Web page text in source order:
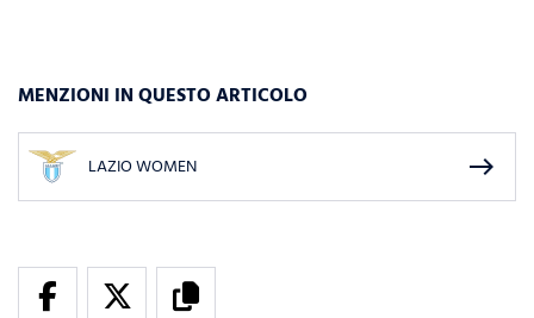
MENZIONI IN QUESTO ARTICOLO
LAZIO WOMEN east